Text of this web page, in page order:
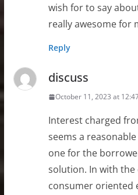
wish for to say
really awesome for
Reply
discuss
October 11, 2023 at
Interest charged
seems a reasonable
one for the
solution. In with the
consumer oriented